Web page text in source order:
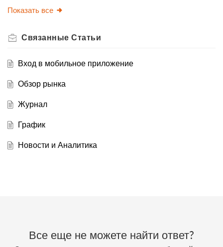
Показать все
Связанные Статьи
Вход в мобильное приложение
Обзор рынка
Журнал
График
Новости и Аналитика
Все еще не можете найти ответ?